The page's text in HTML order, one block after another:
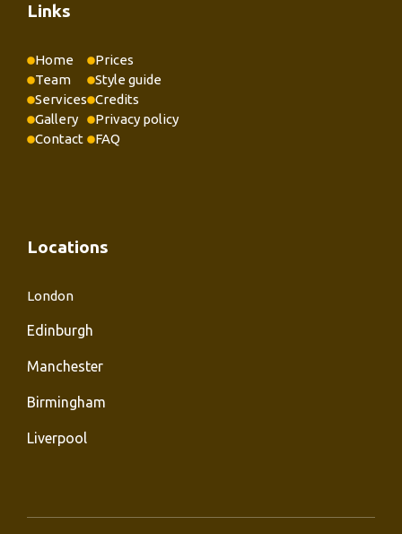
Links
Home
Team
Services
Gallery
Contact
Prices
Style guide
Credits
Privacy policy
FAQ
Locations
London
Edinburgh
Manchester
Birmingham
Liverpool